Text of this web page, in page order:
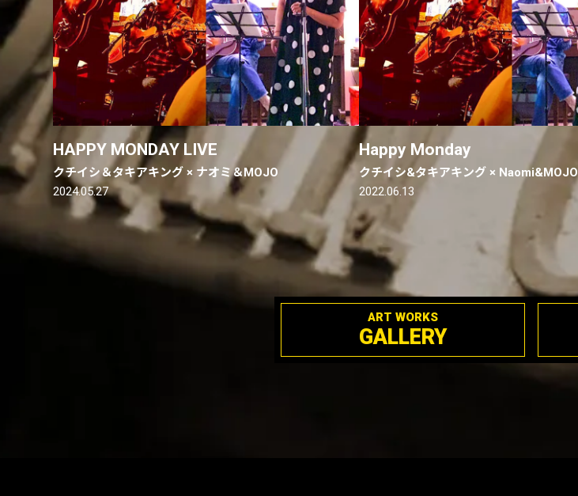
HAPPY MONDAY LIVE
クチイシ＆タキアキング × ナオミ＆MOJO
2024.05.27
Happy Monday
クチイシ&タキアキング × Naomi&MOJO
2022.06.13
ART WORKS
GALLERY